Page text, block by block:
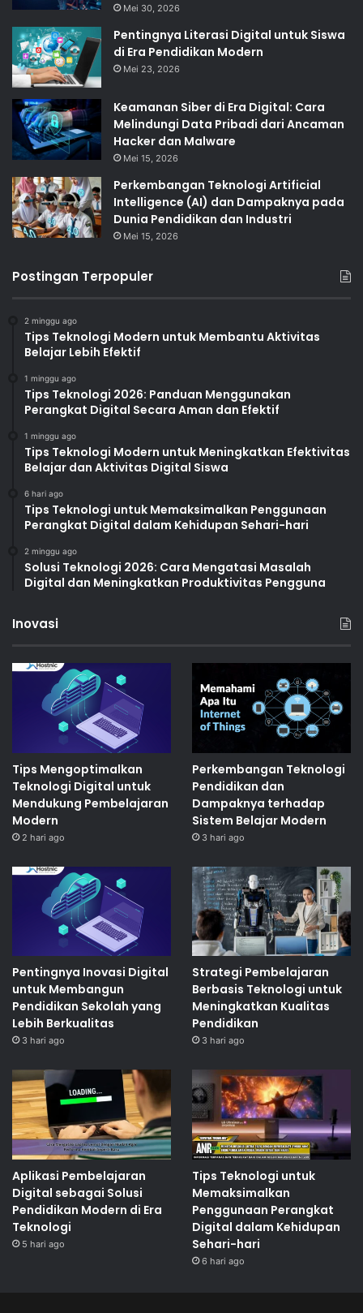
Mei 30, 2026
Pentingnya Literasi Digital untuk Siswa
di Era Pendidikan Modern
Mei 23, 2026
Keamanan Siber di Era Digital: Cara
Melindungi Data Pribadi dari Ancaman
Hacker dan Malware
Mei 15, 2026
Perkembangan Teknologi Artificial
Intelligence (AI) dan Dampaknya pada
Dunia Pendidikan dan Industri
Mei 15, 2026
Postingan Terpopuler
2 minggu ago
Tips Teknologi Modern untuk Membantu Aktivitas
Belajar Lebih Efektif
1 minggu ago
Tips Teknologi 2026: Panduan Menggunakan
Perangkat Digital Secara Aman dan Efektif
1 minggu ago
Tips Teknologi Modern untuk Meningkatkan Efektivitas
Belajar dan Aktivitas Digital Siswa
6 hari ago
Tips Teknologi untuk Memaksimalkan Penggunaan
Perangkat Digital dalam Kehidupan Sehari-hari
2 minggu ago
Solusi Teknologi 2026: Cara Mengatasi Masalah
Digital dan Meningkatkan Produktivitas Pengguna
Inovasi
Tips Mengoptimalkan
Teknologi Digital untuk
Mendukung Pembelajaran
Modern
2 hari ago
Perkembangan Teknologi
Pendidikan dan
Dampaknya terhadap
Sistem Belajar Modern
3 hari ago
Pentingnya Inovasi Digital
untuk Membangun
Pendidikan Sekolah yang
Lebih Berkualitas
3 hari ago
Strategi Pembelajaran
Berbasis Teknologi untuk
Meningkatkan Kualitas
Pendidikan
3 hari ago
Aplikasi Pembelajaran
Digital sebagai Solusi
Pendidikan Modern di Era
Teknologi
5 hari ago
Tips Teknologi untuk
Memaksimalkan
Penggunaan Perangkat
Digital dalam Kehidupan
Sehari-hari
6 hari ago